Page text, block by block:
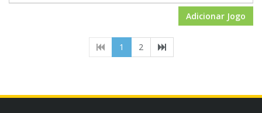
Adicionar Jogo
1 (current)
2